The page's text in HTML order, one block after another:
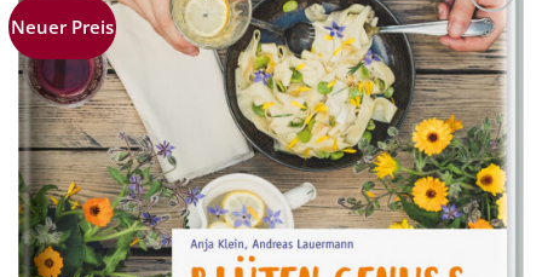
Neuer Preis
Zur
Merkliste
hinzufügen